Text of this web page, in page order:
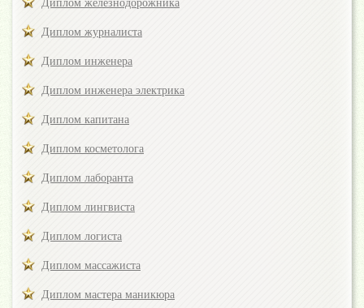
Диплом железнодорожника
Диплом журналиста
Диплом инженера
Диплом инженера электрика
Диплом капитана
Диплом косметолога
Диплом лаборанта
Диплом лингвиста
Диплом логиста
Диплом массажиста
Диплом мастера маникюра